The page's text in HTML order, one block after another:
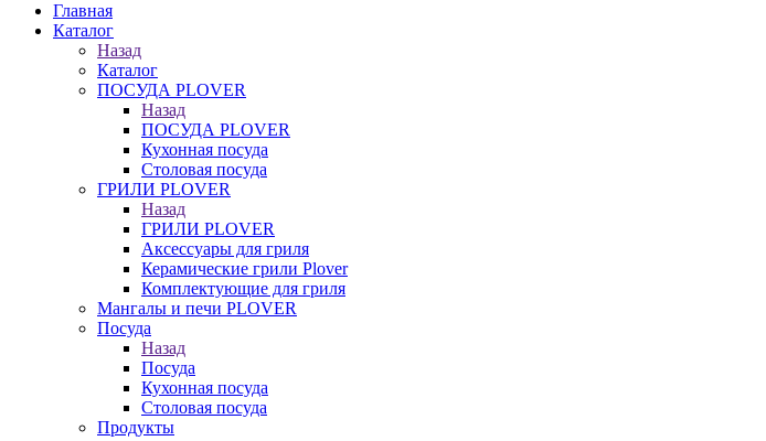
Главная
Каталог
Назад
Каталог
ПОСУДА PLOVER
Назад
ПОСУДА PLOVER
Кухонная посуда
Столовая посуда
ГРИЛИ PLOVER
Назад
ГРИЛИ PLOVER
Аксессуары для гриля
Керамические грили Plover
Комплектующие для гриля
Мангалы и печи PLOVER
Посуда
Назад
Посуда
Кухонная посуда
Столовая посуда
Продукты